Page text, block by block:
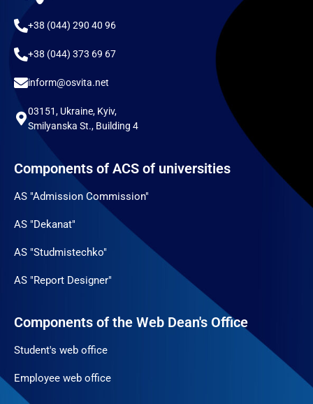
+38 (044) 290 40 96
+38 (044) 373 69 67
inform@osvita.net
03151, Ukraine, Kyiv,
Smilyanska St., Building 4
Components of ACS of universities
AS "Admission Commission"
AS "Dekanat"
AS "Studmistechko"
AS "Report Designer"
Components of the Web Dean's Office
Student's web office
Employee web office